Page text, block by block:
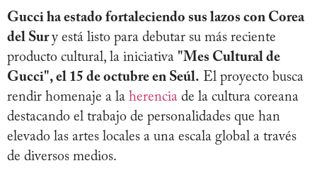
Gucci ha estado fortaleciendo sus lazos con Corea
del Sury está listo para debutar su más reciente
producto cultural, la iniciativa "Mes Cultural de
Gucci", el 15 de octubre en Seúl. El proyecto busca
rendir homenaje a la herencia de la cultura coreana
destacando el trabajo de personalidades que han
elevado las artes locales a una escala global a través
de diversos medios.